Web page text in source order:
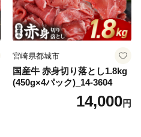
宮崎県都城市
国産牛 赤身切り落とし1.8kg
(450g×4パック)_14-3604
14,000円